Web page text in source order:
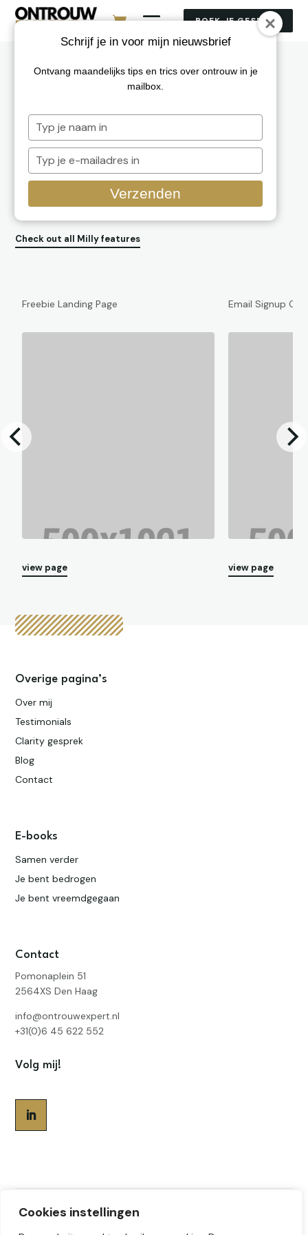
Cookies instellingen
BOEK JE GESPREK
Three complete Marketing Kits
Milly was designed to get you clients. It includes
professional, comprehensive marketing kits: Webinar Kit,
Challenge Kit, and List Building Kit. Three marketing kits –
three pathways to success! A kit includes a set of pages
which make it easy to craft a complete campaign.
Check out all Milly features
Freebie Landing Page
view page
Email Signup
view page
Overige pagina’s
Over mij
Testimonials
Clarity gesprek
Blog
Contact
E-books
Samen verder
Je bent bedrogen
Je bent vreemdgegaan
Contact
Pomonaplein 51
2564XS Den Haag
info@ontrouwexpert.nl
+31(0)6 45 622 552
Volg mij!
Gemaakt doorSabine Geerlings
Schrijf je in voor mijn nieuwsbrief
Ontvang maandelijks tips en trics over ontrouw in je
mailbox.
Typ
je
naam
Typ
je
e-
Verzenden